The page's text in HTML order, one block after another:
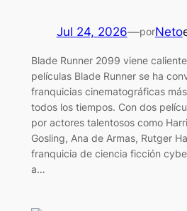
Jul 24, 2026—porNeto
Blade Runner 2099 viene
películas Blade Runner se ha
franquicias cinematográficas
todos los tiempos. Con dos
por actores talentosos como
Gosling, Ana de Armas, Rutger
franquicia de ciencia ficción
a…